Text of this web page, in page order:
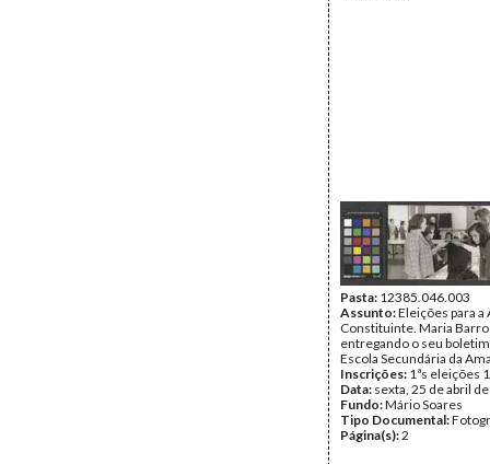
Pasta: 12385.046.003
Assunto:Eleições para
Constituinte. Maria
entregando o seu
Escola Secundária da
Inscrições: 1ªs eleições
Data: sexta, 25 de abril
Fundo:Mário Soares
Tipo Documental:
Página(s):2